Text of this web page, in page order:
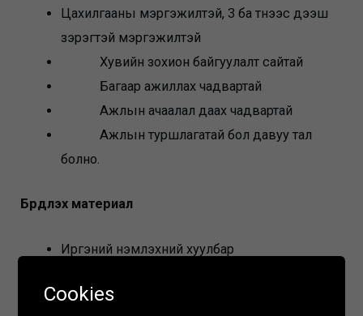
Цахилгааны мэргэжилтэй, 3 ба түүнээс дээш
зэрэгтэй мэргэжилтэй
Хувийн зохион байгуулалт сайтай
Багаар ажиллах чадвартай
Ажлын ачаалал даах чадвартай
Ажлын туршлагатай бол давуу тал
болно.
Бүрдүүлэх материал
Иргэний үнэмлэхний хуулбар
Диплом болон мэргэжлийн
Cookies